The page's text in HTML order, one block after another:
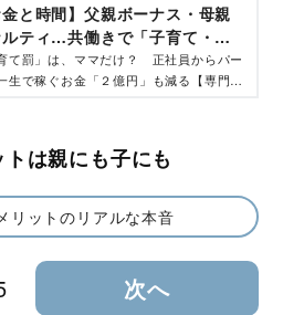
金と時間】父親ボーナス・母親
ティ…共働きで「子育て・仕
の両立どうすべき？【専門家が
て罰」は、ママだけ？ 正社員からパー
生で稼ぐお金「２億円」も減る【専門家
は親にも子にも
リットのリアルな本音
次へ